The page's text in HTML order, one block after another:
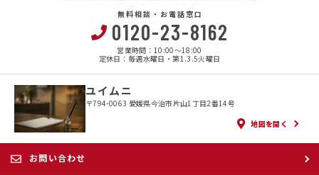
無料相談・お電話窓口
0120-23-8162
営業時間：10:00〜18:00
定休日：毎週水曜日・第1.3.5火曜日
ユイムニ
〒794-0063 愛媛県今治市片山1丁目2番14号
地図を開く
お問い合わせ